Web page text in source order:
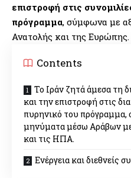
επιστροφή στις
πρόγραμμα, σύμφωνα με
Ανατολής και της Ευρώπης.
Contents
Το Ιράν ζητά άμεσα τη
και την επιστροφή στις
πυρηνικό του πρόγραμμα,
μηνύματα μέσω Αράβων
και τις ΗΠΑ.
Ενέργεια και διεθνείς